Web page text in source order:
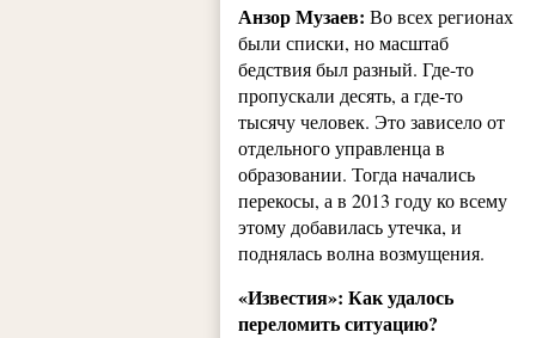
Анзор Музаев:Во всех регионах
были списки, но масштаб
бедствия был разный. Где-то
пропускали десять, а где-то
тысячу человек. Это зависело от
отдельного управленца в
образовании. Тогда начались
перекосы, а в 2013 году ко всему
этому добавилась утечка, и
поднялась волна возмущения.
«Известия»: Как удалось
переломить ситуацию?